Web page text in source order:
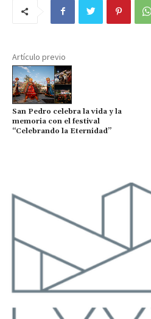
Artículo previo
San Pedro celebra la vida y la
memoria con el festival
“Celebrando la Eternidad”